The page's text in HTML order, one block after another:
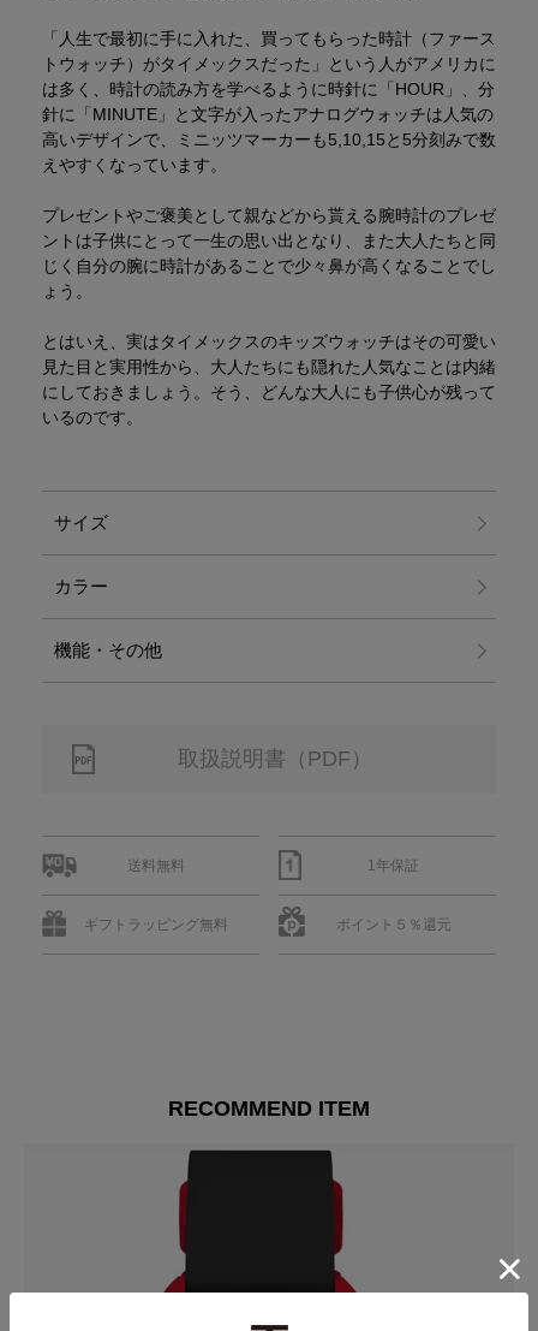
「人生で最初に手に入れた、買ってもらった時計（ファース
トウォッチ）がタイメックスだった」という人がアメリカに
は多く、時計の読み方を学べるように時針に「HOUR」、分
針に「MINUTE」と文字が入ったアナログウォッチは人気の
高いデザインで、ミニッツマーカーも5,10,15と5分刻みで数
えやすくなっています。
プレゼントやご褒美として親などから貰える腕時計のプレゼ
ントは子供にとって一生の思い出となり、また大人たちと同
じく自分の腕に時計があることで少々鼻が高くなることでし
ょう。
とはいえ、実はタイメックスのキッズウォッチはその可愛い
見た目と実用性から、大人たちにも隠れた人気なことは内緒
にしておきましょう。そう、どんな大人にも子供心が残って
いるのです。
サイズ
カラー
機能・その他
取扱説明書（PDF）
送料無料 1年保証
ギフトラッピング無料 ポイント５％還元
RECOMMEND ITEM